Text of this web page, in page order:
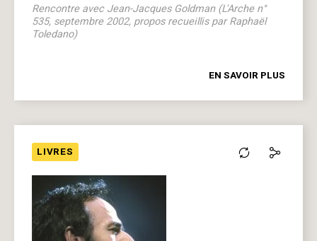
Rencontre avec Jean-Jacques Goldman (L'Arche n°
535, septembre 2002, propos recueillis par Raphaël
Toledano)
EN SAVOIR PLUS
LIVRES